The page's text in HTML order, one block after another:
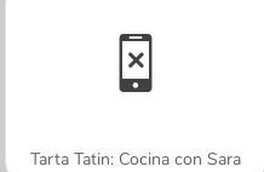
Tarta Tatin: Cocina con Sara